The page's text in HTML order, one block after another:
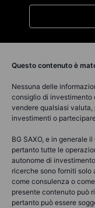
Questo contenuto è
Nessuna delle
consiglio di
vendere qualsiasi
investimenti o
BG SAXO, e in generale
pertanto tutte le
autonome di
ricerche sono forniti solo
come consulenza o
presente contenuto può
pertanto può essere